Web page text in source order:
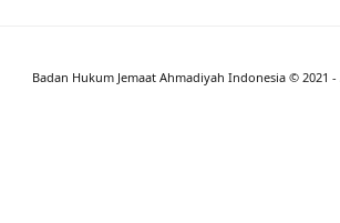
Badan Hukum Jemaat Ahmadiyah Indonesia © 2021 -